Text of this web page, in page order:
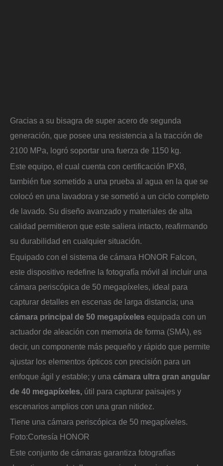
Gracias a su bisagra de super acero de segunda
generación, que posee una resistencia a la tracción de
2100 MPa, logró soportar una fuerza de 1150 kg.
Este equipo, el cual cuenta con certificación IPX8,
también fue sometido a una prueba al agua en la que se
colocó en una lavadora y se sometió a un ciclo completo
de lavado. Su diseño avanzado y materiales de alta
calidad permitieron que este saliera intacto, reafirmando
su durabilidad en cualquier situación.
Equipado con el sistema de cámara HONOR Falcon,
este dispositivo redefine la fotografía móvil al incluir una
cámara periscópica de 50 megapíxeles, ideal para
capturar detalles en escenas de larga distancia; una
cámara principal de 50 megapíxeles equipada con un
actuador de aleación con memoria de forma (SMA), es
decir, un componente más pequeño y rápido que permite
ajustar los elementos ópticos con precisión para un
enfoque ágil y estable; y una cámara ultra gran angular
de 40 megapíxeles, útil para capturar paisajes y
escenarios amplios con una gran nitidez.
Tiene una cámara periscópica de 50 megapíxeles.
Foto:Cortesía HONOR
Este conjunto de cámaras garantiza fotografías